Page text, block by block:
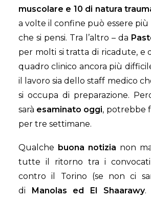
muscolare e 10 di natura
a volte il confine può essere
che si pensi. Tra l’altro – da
per molti si tratta di ricadute, e
quadro clinico ancora più
il lavoro sia dello staff medico
si occupa di preparazione.
sarà esaminato oggi, potrebbe
per tre settimane.
Qualche buona notizia non
tutte il ritorno tra i
contro il Torino (se non ci
di Manolas ed El Shaarawy.